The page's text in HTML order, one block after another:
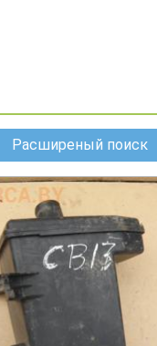
Расширеный поиск